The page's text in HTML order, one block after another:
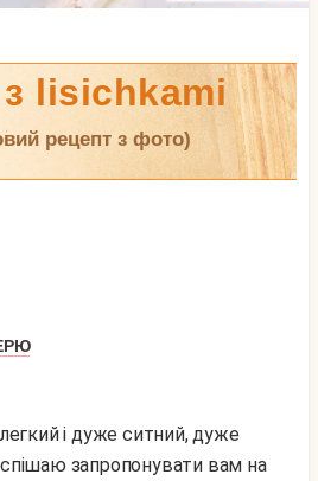
lisichkami
рецепт з фото)
і дуже ситний, дуже
запропонувати вам на